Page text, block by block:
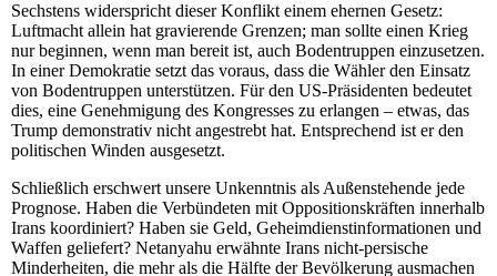
Sechstens widerspricht dieser Konflikt einem ehernen Gesetz:
Luftmacht allein hat gravierende Grenzen; man sollte einen Krieg
nur beginnen, wenn man bereit ist, auch Bodentruppen einzusetzen.
In einer Demokratie setzt das voraus, dass die Wähler den Einsatz
von Bodentruppen unterstützen. Für den US-Präsidenten bedeutet
dies, eine Genehmigung des Kongresses zu erlangen – etwas, das
Trump demonstrativ nicht angestrebt hat. Entsprechend ist er den
politischen Winden ausgesetzt.
Schließlich erschwert unsere Unkenntnis als Außenstehende jede
Prognose. Haben die Verbündeten mit Oppositionskräften innerhalb
Irans koordiniert? Haben sie Geld, Geheimdienstinformationen und
Waffen geliefert? Netanyahu erwähnte Irans nicht-persische
Minderheiten, die mehr als die Hälfte der Bevölkerung ausmachen